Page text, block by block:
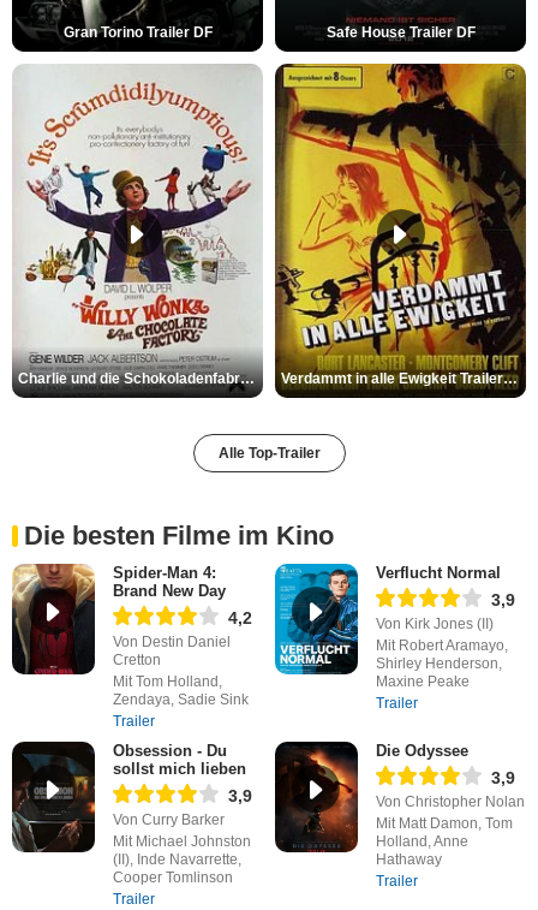
Gran Torino Trailer DF Safe House Trailer DF
Charlie und die Schokoladenfabrik Trailer OV Verdammt in alle Ewigkeit Trailer OV
Alle Top-Trailer
Die besten Filme im Kino
Spider-Man 4:
Brand New Day
4,2
Von Destin Daniel
Cretton
Mit Tom Holland,
Zendaya, Sadie Sink
Trailer
Verflucht Normal
3,9
Von Kirk Jones (II)
Mit Robert Aramayo,
Shirley Henderson,
Maxine Peake
Trailer
Obsession - Du
sollst mich lieben
3,9
Von Curry Barker
Mit Michael Johnston
(II), Inde Navarrette,
Cooper Tomlinson
Trailer
Die Odyssee
3,9
Von Christopher Nolan
Mit Matt Damon, Tom
Holland, Anne
Hathaway
Trailer